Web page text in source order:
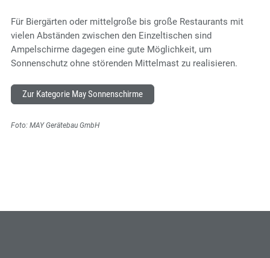
Für Biergärten oder mittelgroße bis große Restaurants mit
vielen Abständen zwischen den Einzeltischen sind
Ampelschirme dagegen eine gute Möglichkeit, um
Sonnenschutz ohne störenden Mittelmast zu realisieren.
Zur Kategorie May Sonnenschirme
Foto: MAY Gerätebau GmbH